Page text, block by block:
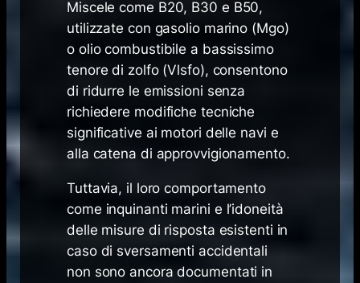
Miscele come B20, B30 e B50,
utilizzate con gasolio marino (Mgo)
o olio combustibile a bassissimo
tenore di zolfo (Vlsfo), consentono
di ridurre le emissioni senza
richiedere modifiche tecniche
significative ai motori delle navi e
alla catena di approvvigionamento.
Tuttavia, il loro comportamento
come inquinanti marini e l’idoneità
delle misure di risposta esistenti in
caso di sversamenti accidentali
non sono ancora documentati in